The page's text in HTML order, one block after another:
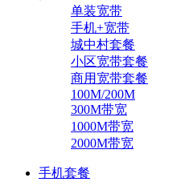
单装宽带
手机+宽带
城中村套餐
小区宽带套餐
商用宽带套餐
100M/200M
300M带宽
1000M带宽
2000M带宽
手机套餐